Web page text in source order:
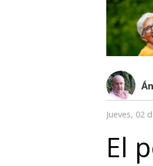
Jueves, 02
El